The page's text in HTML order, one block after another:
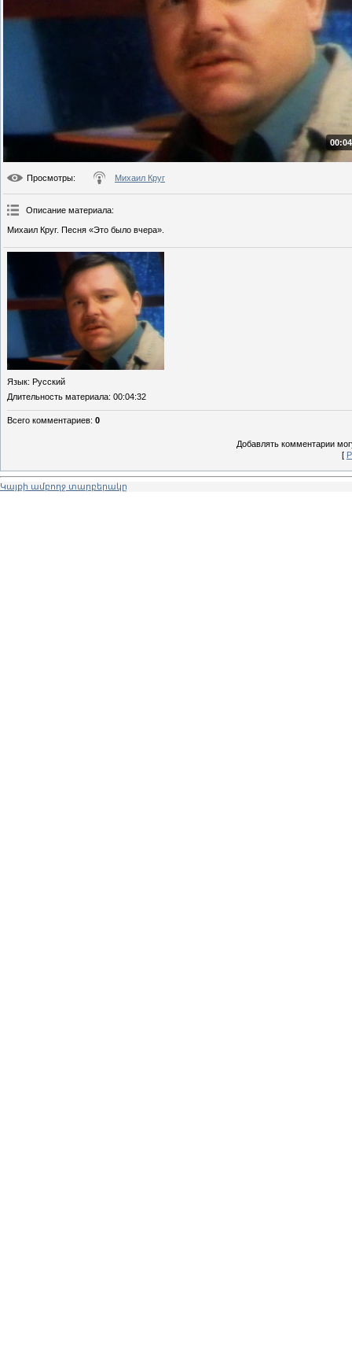
Просмотры: Михаил Круг
Описание материала:
Михаил Круг. Песня «Это было вчера».
Язык: Русский
Длительность материала: 00:04:32
Всего комментариев: 0
Добавлять комментарии
[
Կայքի ամբողջ տարբերակը